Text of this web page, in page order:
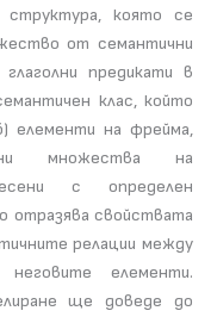
структура, която се
от семантични
предикати в
клас, който
елементи на фрейма,
множества на
с определен
отразява свойствата
релации между
елементи.
ще доведе до